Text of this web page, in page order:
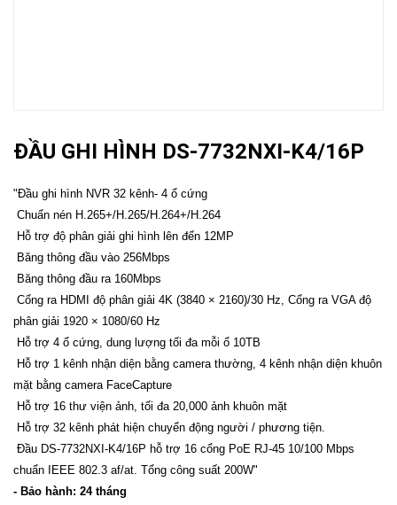
ĐẦU GHI HÌNH DS-7732NXI-K4/16P
"Đầu ghi hình NVR 32 kênh- 4 ổ cứng
Chuẩn nén H.265+/H.265/H.264+/H.264
Hỗ trợ độ phân giải ghi hình lên đến 12MP
Băng thông đầu vào 256Mbps
Băng thông đầu ra 160Mbps
Cổng ra HDMI độ phân giải 4K (3840 × 2160)/30 Hz, Cổng ra VGA độ
phân giải 1920 × 1080/60 Hz
Hỗ trợ 4 ổ cứng, dung lượng tối đa mỗi ổ 10TB
Hỗ trợ 1 kênh nhận diện bằng camera thường, 4 kênh nhận diện khuôn
mặt bằng camera FaceCapture
Hỗ trợ 16 thư viện ảnh, tối đa 20,000 ảnh khuôn mặt
Hỗ trợ 32 kênh phát hiện chuyển động người / phương tiện.
Đầu DS-7732NXI-K4/16P hỗ trợ 16 cổng PoE RJ-45 10/100 Mbps
chuẩn IEEE 802.3 af/at. Tổng công suất 200W"
- Bảo hành: 24 tháng